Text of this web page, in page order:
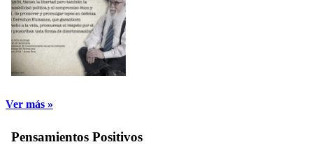
Ver más »
Pensamientos Positivos